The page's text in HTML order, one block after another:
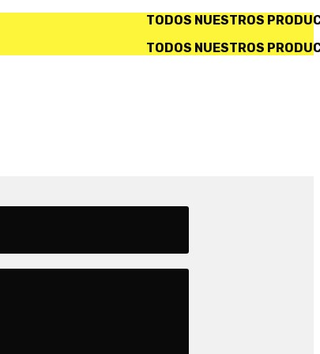
TODOS NUESTROS PRODUCTOS INCLUYEN IVA.
TODOS NUESTROS PRODUCTOS INCLUYEN IVA.